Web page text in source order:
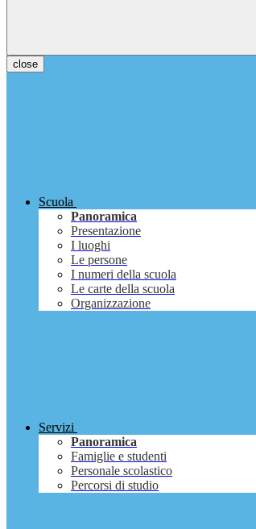
close
Scuola
Panoramica
Presentazione
I luoghi
Le persone
I numeri della scuola
Le carte della scuola
Organizzazione
Servizi
Panoramica
Famiglie e studenti
Personale scolastico
Percorsi di studio